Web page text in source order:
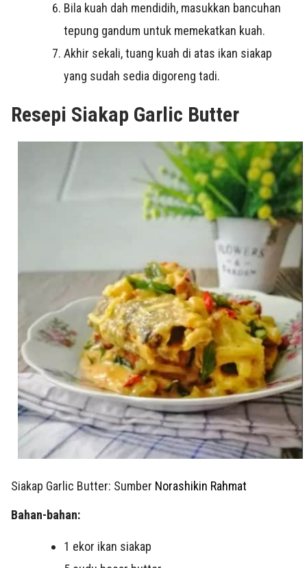
Bila kuah dah mendidih, masukkan bancuhan
tepung gandum untuk memekatkan kuah.
Akhir sekali, tuang kuah di atas ikan siakap
yang sudah sedia digoreng tadi.
Resepi Siakap Garlic Butter
Siakap Garlic Butter: Sumber Norashikin Rahmat
Bahan-bahan:
1 ekor ikan siakap